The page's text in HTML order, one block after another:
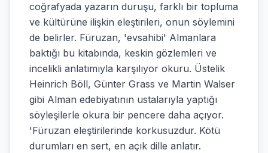
coğrafyada yazarın duruşu, farklı bir topluma
ve kültürüne ilişkin eleştirileri, onun söylemini
de belirler. Füruzan, 'evsahibi' Almanlara
baktığı bu kitabında, keskin gözlemleri ve
incelikli anlatımıyla karşılıyor okuru. Üstelik
Heinrich Böll, Günter Grass ve Martin Walser
gibi Alman edebiyatının ustalarıyla yaptığı
söyleşilerle okura bir pencere daha açıyor.
'Füruzan eleştirilerinde korkusuzdur. Kötü
durumları en sert, en açık dille anlatır.